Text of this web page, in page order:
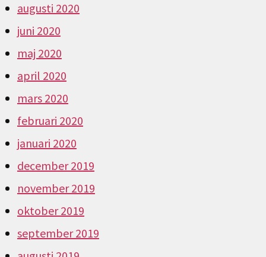
augusti 2020
juni 2020
maj 2020
april 2020
mars 2020
februari 2020
januari 2020
december 2019
november 2019
oktober 2019
september 2019